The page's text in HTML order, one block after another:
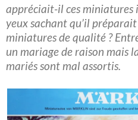
appréciait-il ces miniatures
yeux sachant qu’il
miniatures de qualité ?
un mariage de raison mais
mariés sont mal assortis.